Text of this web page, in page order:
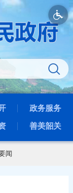
政务服务
善美韶关
闻